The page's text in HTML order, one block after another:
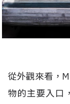
從外觀來看，
物的主要入口